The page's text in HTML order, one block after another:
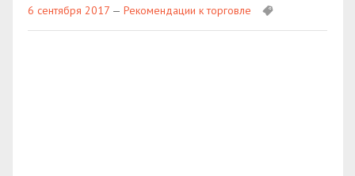
6 сентября 2017 — Рекомендации к торговле